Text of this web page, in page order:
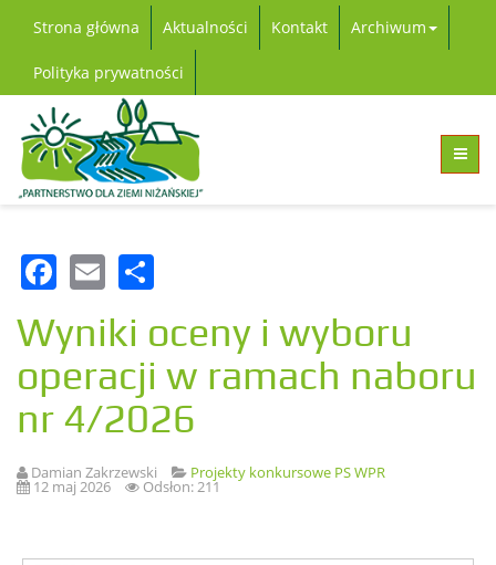
Strona główna Aktualności Kontakt Archiwum
Polityka prywatności
Facebook
Email
Wyniki oceny i wyboru
operacji w ramach naboru
nr 4/2026
Damian Zakrzewski Projekty konkursowe PS WPR
12 maj 2026 Odsłon: 211